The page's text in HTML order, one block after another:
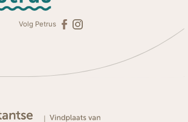
Volg Petrus